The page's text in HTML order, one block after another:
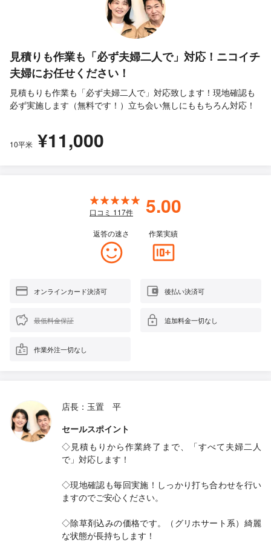
見積りも作業も「必ず夫婦二人で」対応！ニコイチ
夫婦にお任せください！
見積もりも作業も「必ず夫婦二人で」対応致します！現地確認も
必ず実施します（無料です！）立ち会い無しにももちろん対応！
10平米 ¥11,000
口コミ 117件 5.00
返答の速さ 作業実績
オンラインカード決済可 後払い決済可
最低料金保証 追加料金一切なし
作業外注一切なし
店長：玉置 平
セールスポイント
◇見積もりから作業終了まで、「すべて夫婦二人
で」対応します！
◇現地確認も毎回実施！しっかり打ち合わせを行い
ますのでご安心ください。
◇除草剤込みの価格です。（グリホサート系）綺麗
な状態が長持ちします！